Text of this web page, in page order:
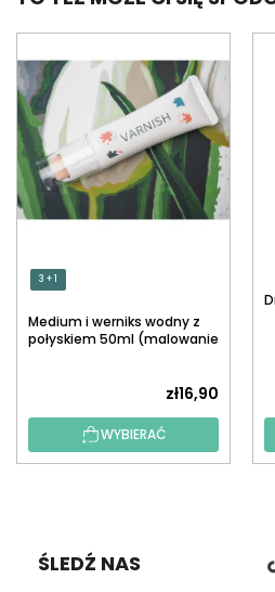
3 + 1
Medium i werniks wodny z
połyskiem 50ml (malowanie
zł16,90
WYBIERAĆ
ŚLEDŹ NAS